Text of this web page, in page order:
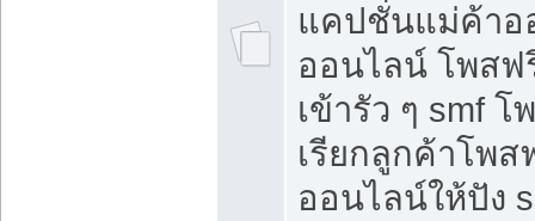
แคปชั่นแม่ค้า
ออนไลน์ โพสฟ
เข้ารัว ๆ smf
เรียกลูกค้าโพส
ออนไลน์ให้ปัง